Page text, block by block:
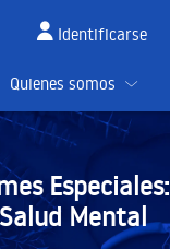
Identificarse
Quienes somos
Especiales:
Salud Mental